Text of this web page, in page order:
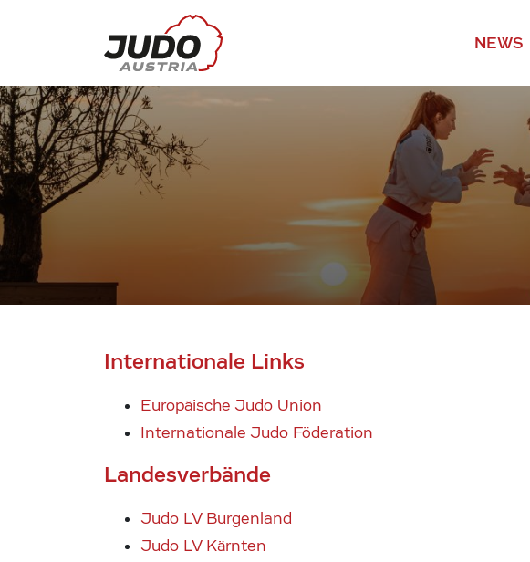
NEWS
Internationale Links
Europäische Judo Union
Internationale Judo Föderation
Landesverbände
Judo LV Burgenland
Judo LV Kärnten